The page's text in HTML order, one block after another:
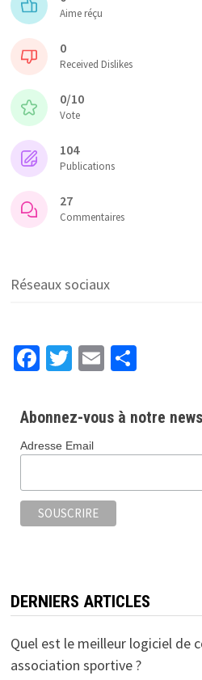
Aime réçu
0
Received Dislikes
0/10
Vote
104
Publications
27
Commentaires
Réseaux sociaux
Fa
b
o
o
k
T
tt
er
E
ai
P
ta
r
Abonnez-vous à notre
Adresse Email
DERNIERS ARTICLES
Quel est le meilleur logiciel de
association sportive ?